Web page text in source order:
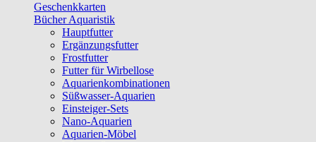
Geschenkkarten
Bücher Aquaristik
Hauptfutter
Ergänzungsfutter
Frostfutter
Futter für Wirbellose
Aquarienkombinationen
Süßwasser-Aquarien
Einsteiger-Sets
Nano-Aquarien
Aquarien-Möbel